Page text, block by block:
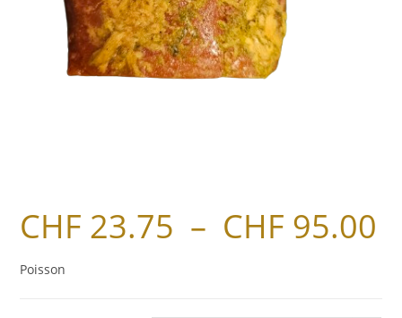
CHF 23.75 – CHF 95.00
Poisson